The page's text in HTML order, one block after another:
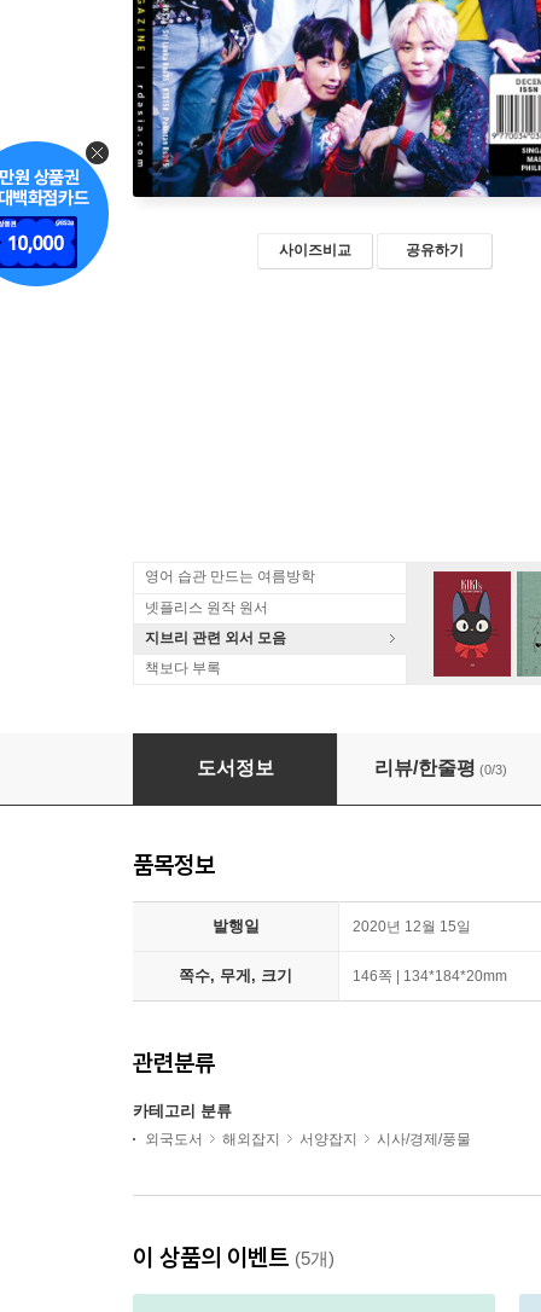
사이즈비교 공유하기
영어 습관 만드는 여름방학
넷플리스 원작 원서
지브리 관련 외서 모음
책보다 부록
Reader's Digest Asia (월간) : 2020년 12월 (방
도서정보 리뷰/한줄평 (0/3)
품목정보
발행일 2020년 12월 15일
쪽수, 무게, 크기 146쪽 | 134*184*20mm
관련분류
카테고리 분류
외국도서 해외잡지 서양잡지 시사/경제/풍물
이 상품의 이벤트 (5개)